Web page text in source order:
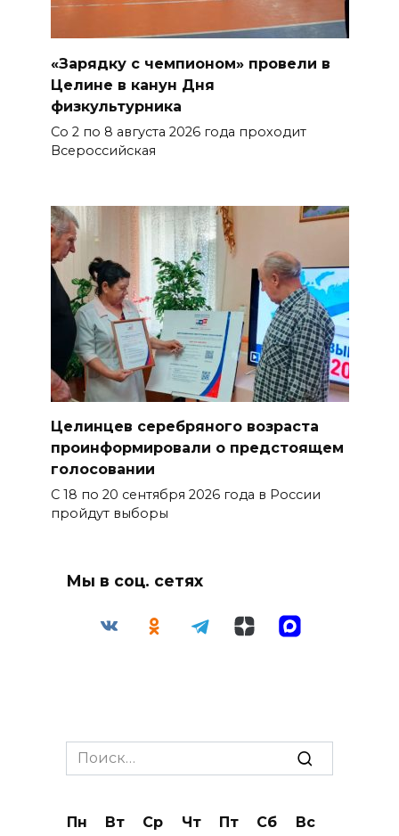
«Зарядку с чемпионом» провели в
Целине в канун Дня
физкультурника
Со 2 по 8 августа 2026 года проходит
Всероссийская
Целинцев серебряного возраста
проинформировали о предстоящем
голосовании
С 18 по 20 сентября 2026 года в России
пройдут выборы
Мы в соц. сетях
Search
for:
Пн Вт Ср Чт Пт Сб
Вс